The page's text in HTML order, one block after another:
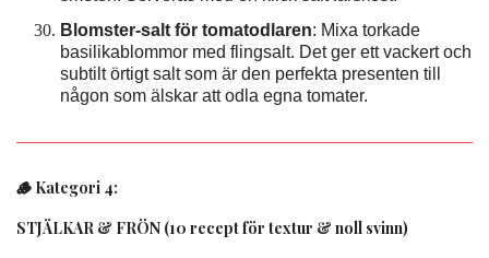
Blomster-salt för tomatodlaren: Mixa torkade
basilikablommor med flingsalt. Det ger ett vackert och
subtilt örtigt salt som är den perfekta presenten till
någon som älskar att odla egna tomater.
🪵 Kategori 4:
STJÄLKAR & FRÖN (10 recept för textur & noll svinn)